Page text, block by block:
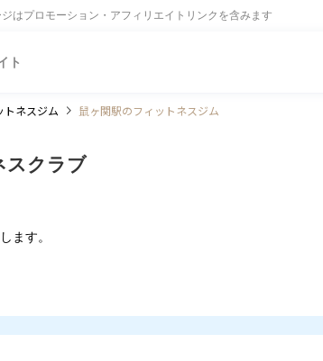
はプロモーション・アフィリエイトリンクを含みます
ト
トネスジム 鼠ヶ関駅のフィットネスジム
スクラブ
ます。